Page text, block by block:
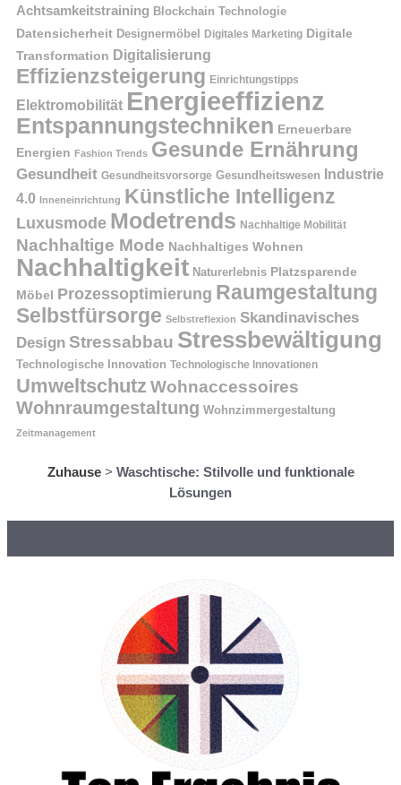
Achtsamkeitstraining Blockchain Technologie
Datensicherheit Designermöbel Digitales Marketing Digitale
Transformation Digitalisierung
Effizienzsteigerung Einrichtungstipps
Elektromobilität Energieeffizienz
Entspannungstechniken Erneuerbare
Energien Fashion Trends Gesunde Ernährung
Gesundheit Gesundheitsvorsorge Gesundheitswesen Industrie
4.0 Inneneinrichtung Künstliche Intelligenz
Luxusmode Modetrends Nachhaltige Mobilität
Nachhaltige Mode Nachhaltiges Wohnen
Nachhaltigkeit Naturerlebnis Platzsparende
Möbel
Prozessoptimierung Raumgestaltung
Selbstfürsorge Selbstreflexion Skandinavisches
Design Stressabbau Stressbewältigung
Technologische Innovation Technologische Innovationen
Umweltschutz Wohnaccessoires
Wohnraumgestaltung Wohnzimmergestaltung
Zeitmanagement
Zuhause> Waschtische: Stilvolle und funktionale
Lösungen